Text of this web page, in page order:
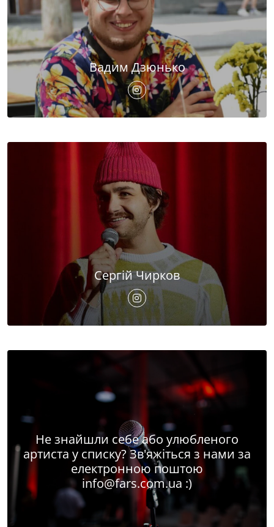
Вадим Дзюнько
Сергій Чирков
Не знайшли себе або улюбленого
артиста у списку? Зв'яжіться з нами за
електронною поштою
info@fars.com.ua :)